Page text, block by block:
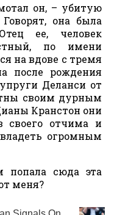
он, – убитую
она была
ее, человек
по имени
на вдове с тремя
после рождения
Деланси от
своим дурным
Кранстон они
своего отчима и
огромным
сюда эта
меня?